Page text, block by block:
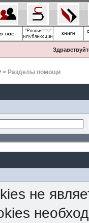
> Разделы помощи
не